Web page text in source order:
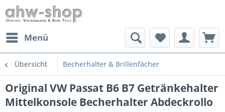
Menü
Übersicht Becherhalter & Brillenfächer
Original VW Passat B6 B7 Getränkehalter
Mittelkonsole Becherhalter Abdeckrollo